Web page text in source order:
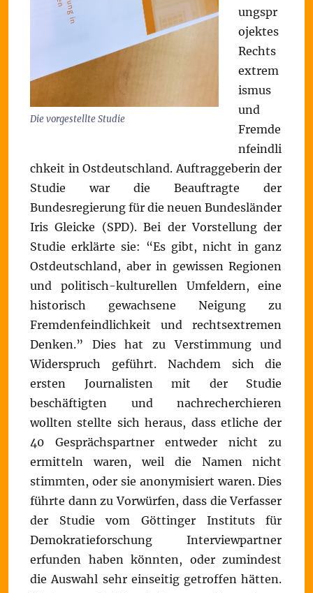
Die vorgestellte Studie
ungspr
ojektes
Rechts
extrem
ismus
und
Fremde
nfeindli
chkeit in Ostdeutschland. Auftraggeberin der
Studie war die Beauftragte der
Bundesregierung für die neuen Bundesländer
Iris Gleicke (SPD). Bei der Vorstellung der
Studie erklärte sie: “Es gibt, nicht in ganz
Ostdeutschland, aber in gewissen Regionen
und politisch-kulturellen Umfeldern, eine
historisch gewachsene Neigung zu
Fremdenfeindlichkeit und rechtsextremen
Denken.” Dies hat zu Verstimmung und
Widerspruch geführt. Nachdem sich die
ersten Journalisten mit der Studie
beschäftigten und nachrecherchieren
wollten stellte sich heraus, dass etliche der
40 Gesprächspartner entweder nicht zu
ermitteln waren, weil die Namen nicht
stimmten, oder sie anonymisiert waren. Dies
führte dann zu Vorwürfen, dass die Verfasser
der Studie vom Göttinger Instituts für
Demokratieforschung Interviewpartner
erfunden haben könnten, oder zumindest
die Auswahl sehr einseitig getroffen hätten.